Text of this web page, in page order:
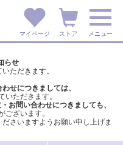
マイページ ストア メニュー
らせ
ただきます。
せにつきましては、
いただきます。
お問い合わせにつきましても、
ございます。
さいますようお願い申し上げま